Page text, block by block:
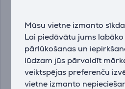
Mūsu vietne izmanto
Lai piedāvātu jums
pārlūkošanas un
lūdzam jūs pārvaldīt
veiktspējas preferenču
vietne izmanto
Miele DishClean, 160 g
- Kopšanas līdzeklis
trauku mazgājamai
mašīnai
11905830